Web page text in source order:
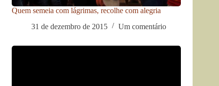
Quem semeia com lágrimas, recolhe com alegria
31 de dezembro de 2015
Um comentário